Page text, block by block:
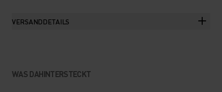
VERSANDDETAILS
WAS DAHINTERSTECKT